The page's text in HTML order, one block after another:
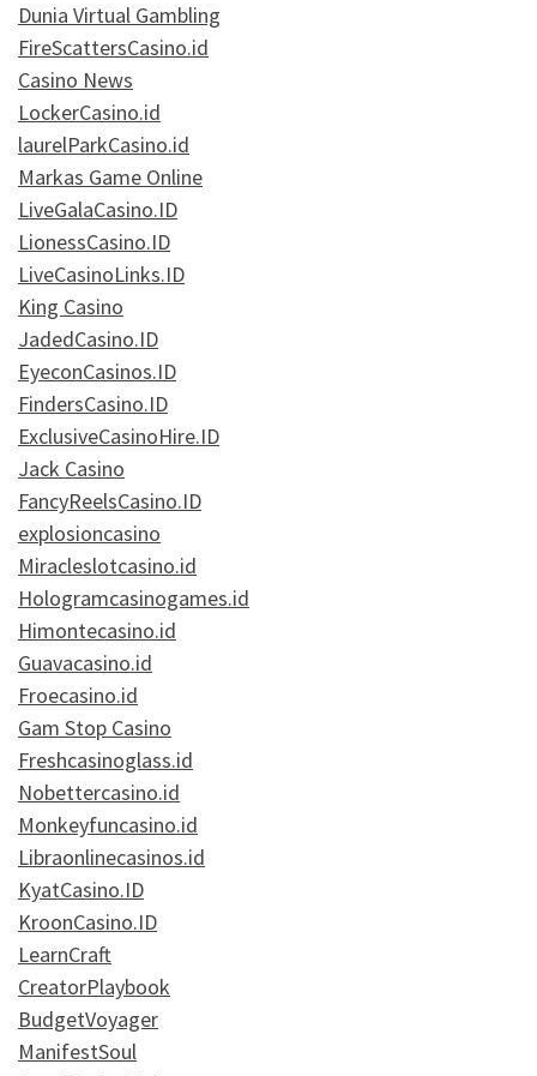
Dunia Virtual Gambling
FireScattersCasino.id
Casino News
LockerCasino.id
laurelParkCasino.id
Markas Game Online
LiveGalaCasino.ID
LionessCasino.ID
LiveCasinoLinks.ID
King Casino
JadedCasino.ID
EyeconCasinos.ID
FindersCasino.ID
ExclusiveCasinoHire.ID
Jack Casino
FancyReelsCasino.ID
explosioncasino
Miracleslotcasino.id
Hologramcasinogames.id
Himontecasino.id
Guavacasino.id
Froecasino.id
Gam Stop Casino
Freshcasinoglass.id
Nobettercasino.id
Monkeyfuncasino.id
Libraonlinecasinos.id
KyatCasino.ID
KroonCasino.ID
LearnCraft
CreatorPlaybook
BudgetVoyager
ManifestSoul